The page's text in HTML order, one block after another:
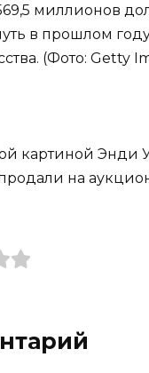
миллионов
в прошлом
(Фото: Getty
картиной Энди
на